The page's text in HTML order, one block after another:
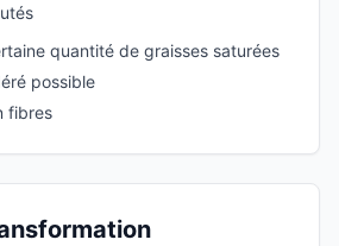
quantité de graisses saturées
possible
fibres